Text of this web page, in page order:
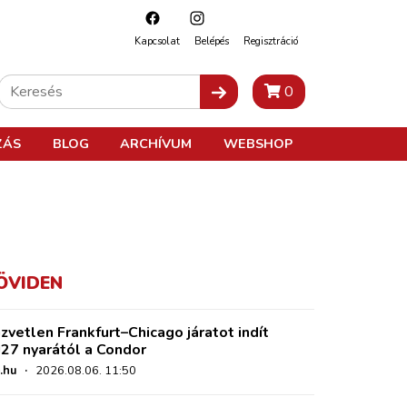
Kapcsolat Belépés Regisztráció
0
BLOG ARCHÍVUM WEBSHOP
Frankfurt–Chicago járatot indít
nyarától a Condor
· 2026.08.06. 11:50